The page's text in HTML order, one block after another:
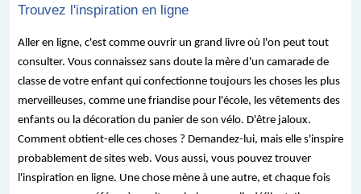
Trouvez l'inspiration en ligne
Aller en ligne, c'est comme ouvrir un grand livre où l'on peut tout
consulter. Vous connaissez sans doute la mère d'un camarade de
classe de votre enfant qui confectionne toujours les choses les plus
merveilleuses, comme une friandise pour l'école, les vêtements des
enfants ou la décoration du panier de son vélo. D'être jaloux.
Comment obtient-elle ces choses ? Demandez-lui, mais elle s'inspire
probablement de sites web. Vous aussi, vous pouvez trouver
l'inspiration en ligne. Une chose mène à une autre, et chaque fois